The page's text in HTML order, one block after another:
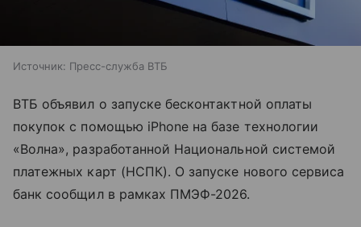
Источник: Пресс-служба ВТБ
ВТБ объявил о запуске бесконтактной оплаты
покупок с помощью iPhone на базе технологии
«Волна», разработанной Национальной системой
платежных карт (НСПК). О запуске нового сервиса
банк сообщил в рамках ПМЭФ-2026.